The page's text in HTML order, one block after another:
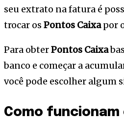
seu extrato na fatura é
trocar os Pontos Caixapor
Para obterPontos Caixa
banco e começar a
você pode escolher algum
Como funcionam